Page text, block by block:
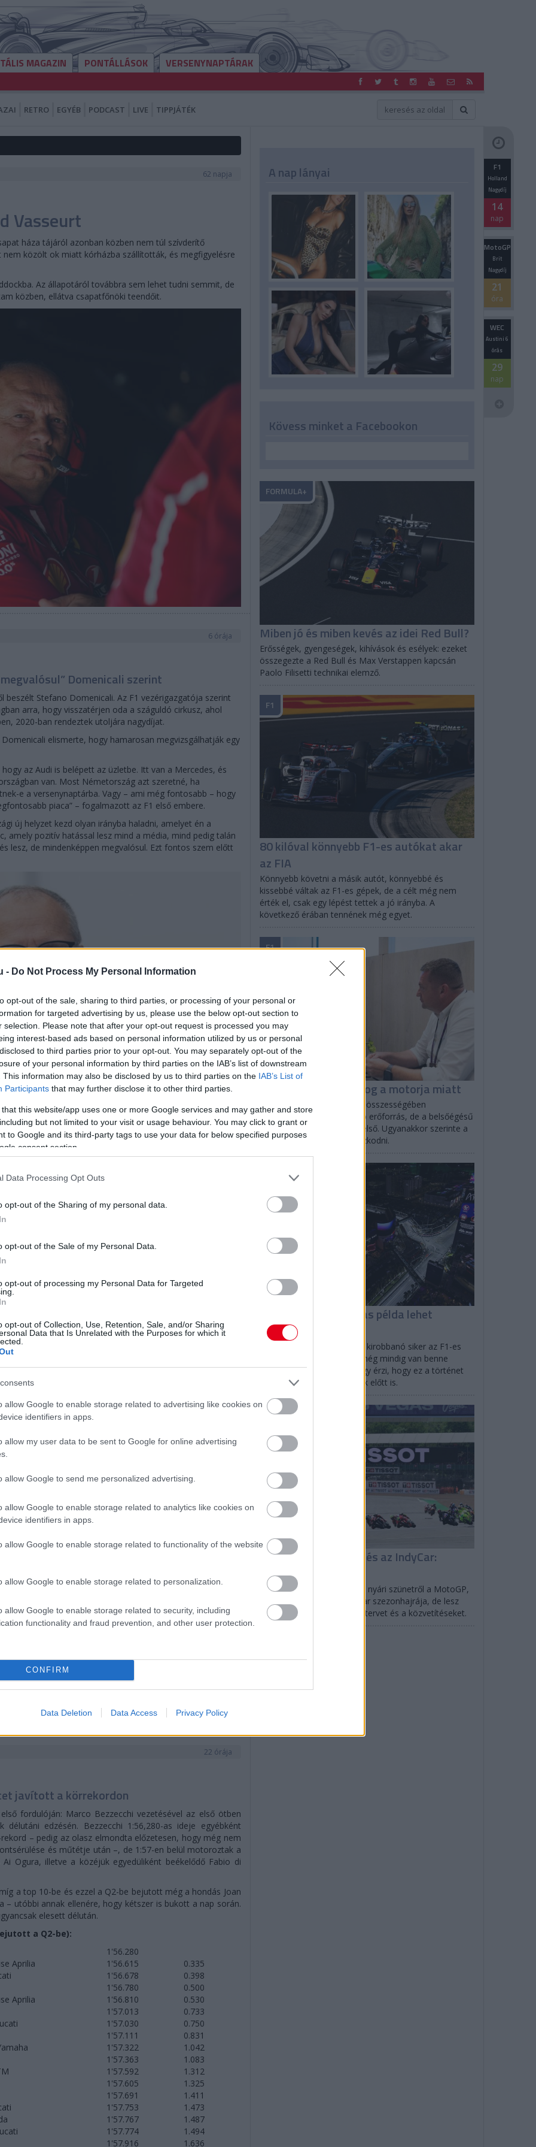
- Do Not Process My Personal Information
opt-out of the sale, sharing to third parties, or processing of your personal or
for targeted advertising by us, please use the below opt-out section to
selection. Please note that after your opt-out request is processed you may
interest-based ads based on personal information utilized by us or personal
to third parties prior to your opt-out. You may separately opt-out of the
of your personal information by third parties on the IAB’s list of downstream
This information may also be disclosed by us to third parties on the IAB’s List of
Participants that may further disclose it to other third parties.
that this website/app uses one or more Google services and may gather and store
but not limited to your visit or usage behaviour. You may click to grant or
to Google and its third-party tags to use your data for below specified purposes
consent section.
Data Processing Opt Outs
opt-out of the Sharing of my personal data.
opt-out of the Sale of my Personal Data.
opt-out of processing my Personal Data for Targeted
opt-out of Collection, Use, Retention, Sale, and/or Sharing
Data that Is Unrelated with the Purposes for which it
allow Google to enable storage related to advertising like cookies on
identifiers in apps.
allow my user data to be sent to Google for online advertising
allow Google to send me personalized advertising.
allow Google to enable storage related to analytics like cookies on
identifiers in apps.
allow Google to enable storage related to functionality of the website
allow Google to enable storage related to personalization.
allow Google to enable storage related to security, including
functionality and fraud prevention, and other user protection.
CONFIRM
Data Deletion Data Access Privacy Policy
MAGAZIN PONTÁLLÁSOK VERSENYNAPTÁRAK
RETRO EGYÉB PODCAST LIVE TIPPJÁTÉK
62 napja
Vasseurt
háza tájáról azonban közben nem túl szívderítő
közölt ok miatt kórházba szállították, és megfigyelésre
Az állapotáról továbbra sem lehet tudni semmit, de
közben, ellátva csapatfőnöki teendőit.
6 órája
Domenicali szerint
beszélt Stefano Domenicali. Az F1 vezérigazgatója szerint
arra, hogy visszatérjen oda a száguldó cirkusz, ahol
2020-ban rendeztek utoljára nagydíjat.
elismerte, hogy hamarosan megvizsgálhatják egy
az Audi is belépett az üzletbe. Itt van a Mercedes, és
van. Most Németország azt szeretné, ha
e a versenynaptárba. Vagy – ami még fontosabb – hogy
piaca” – fogalmazott az F1 első embere.
új helyzet kezd olyan irányba haladni, amelyet én a
amely pozitív hatással lesz mind a média, mind pedig talán
lesz, de mindenképpen megvalósul. Ezt fontos szem előtt
F1-es pletykákról
Camara, aki tavaly bajnok lett a Formula-3-ban, idén pedig
Formula-2-ben, ahol mindössze 22 pontos hátránnyal az
hogy a brazil a közeljövőben F1-es üléshez jut: a Ferrari
használó csapatokkal hozták eddig szóba. A Haasnál
– bár utazó tudósítónk, Mészáros Sándor információi
Fornaroli pályázik a legjobb eséllyel –, de a friss pletykák
az F2-es bajnoki hadjáratra fókuszál: „Jó látni őket. Nem
és látni azt, hogy közel van az álom” – nyilatkozta a
nem akarok túlságosan belefolyni ebbe, hiszen
jobb eséllyel kapok lehetőséget. Szóval részemről
lehetőséget, főleg úgy, hogy a Formula-2 egyik legjobb
Úgyhogy csak szeretném kihozni ebből a legtöbbet és
22 órája
javított a körrekordon
fordulóján: Marco Bezzecchi vezetésével az első ötben
edzésén. Bezzecchi 1:56,280-as ideje egyébként
– pedig az olasz elmondta előzetesen, hogy még nem
és műtétje után –, de 1:57-en belül motoroztak a
Ogura, illetve a közéjük egyedüliként beékelődő Fabio di
a top 10-be és ezzel a Q2-be bejutott még a hondás Joan
– utóbbi annak ellenére, hogy kétszer is bukott a nap során.
elesett délután.
a Q2-be):
1'56.280
Aprilia 1'56.615
0.335
1'56.678
0.398
1'56.780
0.500
Aprilia 1'56.810
0.530
1'57.013
0.733
1'57.030
0.750
1'57.111
0.831
1'57.322
1.042
1'57.363
1.083
1'57.592
1.312
1'57.605
1.325
1'57.691
1.411
1'57.753
1.473
1'57.767
1.487
1'57.774
1.494
1'57.916 1.636
A nap lányai
Kövess minket a Facebookon
F1
Holland
Nagydíj
14
nap
MotoGP
Brit
Nagydíj
21
óra
WEC
Austini 6
órás
29
nap
Miben jó és miben kevés az idei Red Bull?
Erősségek, gyengeségek, kihívások és esélyek: ezeket
összegezte a Red Bull és Max Verstappen kapcsán
Paolo Filisetti technikai elemző.
FORMULA+
80 kilóval könnyebb F1-es autókat akar
az FIA
Könnyebb követni a másik autót, könnyebbé és
kissebbé váltak az F1-es gépek, de a célt még nem
érték el, csak egy lépést tettek a jó irányba. A
következő érában tennének még egyet.
F1
Wolff: A Ferrari nyafog a motorja miatt
Toto Wolff elismerte, hogy összességében
valószínűleg övék a legjobb erőforrás, de a belsőégésű
motor terén a Red Bull az első. Ugyanakkor szerinte a
Ferrarinak sincs oka panaszkodni.
F1
Domenicali: Las Vegas példa lehet
másoknak
Stefano Domenicali szerint kirobbanó siker az F1-es
nagydíj Las Vegasban, de még mindig van benne
növekedési potenciál, és úgy érzi, hogy ez a történet
példaként szolgálhat mások előtt is.
Visszatér a MotoGP és az IndyCar:
menetrend
Silverstone-ban tér vissza a nyári szünetről a MotoGP,
Portlandban indul az IndyCar szezonhajrája, de lesz
NASCAR is: mutatjuk az időtervet és a közvetítéseket.
EGYÉB